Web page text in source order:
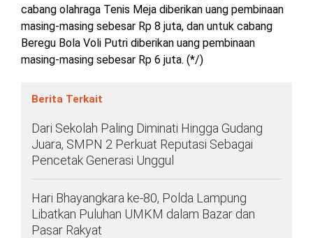
cabang olahraga Tenis Meja diberikan uang pembinaan
masing-masing sebesar Rp 8 juta, dan untuk cabang
Beregu Bola Voli Putri diberikan uang pembinaan
masing-masing sebesar Rp 6 juta. (*/)
Berita Terkait
Dari Sekolah Paling Diminati Hingga Gudang
Juara, SMPN 2 Perkuat Reputasi Sebagai
Pencetak Generasi Unggul
Hari Bhayangkara ke-80, Polda Lampung
Libatkan Puluhan UMKM dalam Bazar dan
Pasar Rakyat